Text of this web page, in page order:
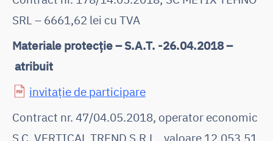
SRL – 6661,62 lei cu TVA
Materiale protecţie – S.A.T. -26.04.2018 –
atribuit
invitaţie de participare
Contract nr. 47/04.05.2018, operator economic
S.C. VERTICAL TREND S.R.L., valoare 12.053,51